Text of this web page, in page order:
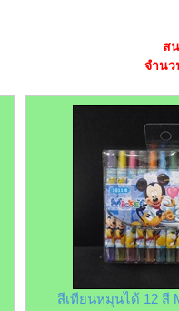
ส
จำนว
สีเทียนหมุนได้ 12 สี